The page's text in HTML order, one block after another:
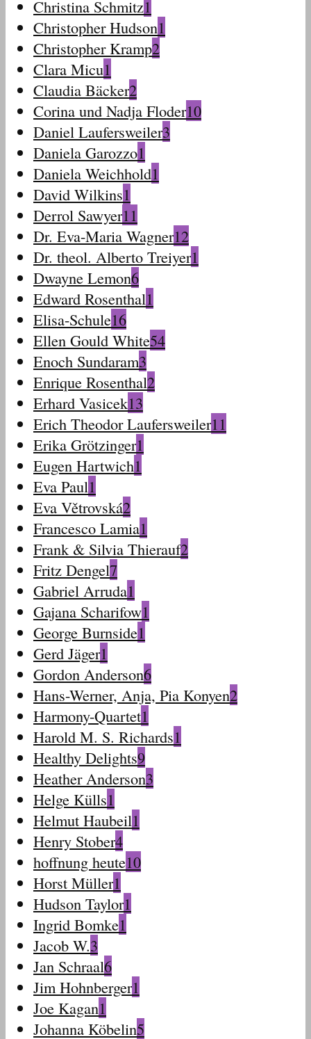
Christina Schmitz1
Christopher Hudson1
Christopher Kramp2
Clara Micu1
Claudia Bäcker2
Corina und Nadja Floder10
Daniel Laufersweiler3
Daniela Garozzo1
Daniela Weichhold1
David Wilkins1
Derrol Sawyer11
Dr. Eva-Maria Wagner12
Dr. theol. Alberto Treiyer1
Dwayne Lemon6
Edward Rosenthal1
Elisa-Schule16
Ellen Gould White54
Enoch Sundaram3
Enrique Rosenthal2
Erhard Vasicek13
Erich Theodor Laufersweiler11
Erika Grötzinger1
Eugen Hartwich1
Eva Paul1
Eva Větrovská2
Francesco Lamia1
Frank & Silvia Thierauf2
Fritz Dengel7
Gabriel Arruda1
Gajana Scharifow1
George Burnside1
Gerd Jäger1
Gordon Anderson6
Hans-Werner, Anja, Pia Konyen2
Harmony-Quartet1
Harold M. S. Richards1
Healthy Delights9
Heather Anderson3
Helge Külls1
Helmut Haubeil1
Henry Stober4
hoffnung heute10
Horst Müller1
Hudson Taylor1
Ingrid Bomke1
Jacob W.3
Jan Schraal6
Jim Hohnberger1
Joe Kagan1
Johanna Köbelin5